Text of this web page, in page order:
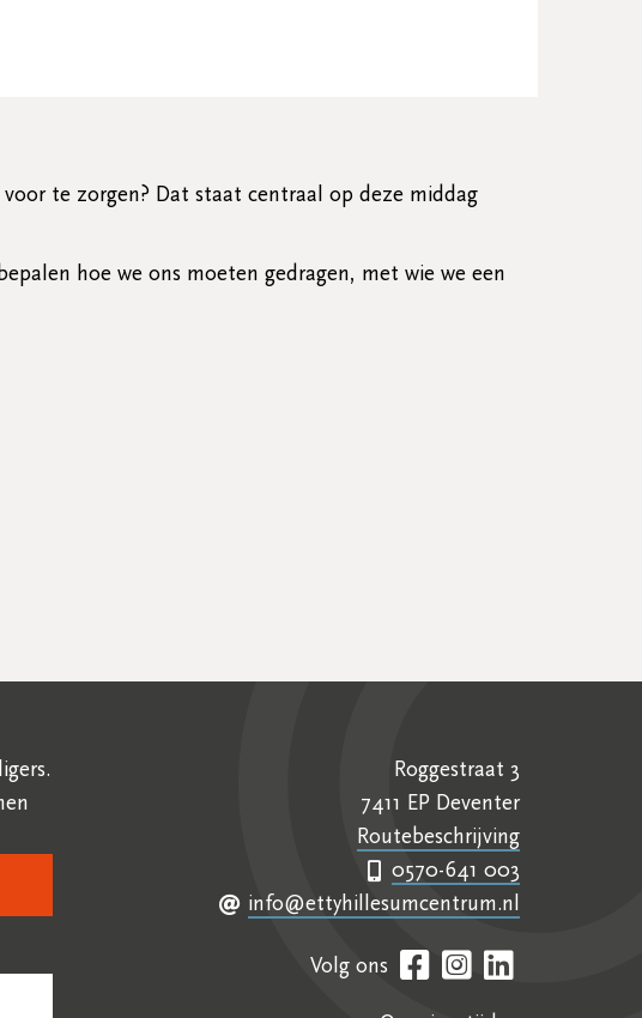
te zorgen? Dat staat centraal op deze middag
hoe we ons moeten gedragen, met wie we een
Roggestraat 3
7411 EP Deventer
Routebeschrijving
0570-641 003
info@ettyhillesumcentrum.nl
Volg ons